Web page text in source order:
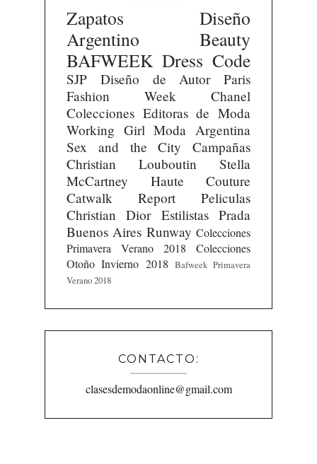
Zapatos
Diseño
Argentino
Beauty
BAFWEEK Dress Code
SJP Diseño de Autor
Paris
Fashion Week
Chanel
Colecciones Editoras de Moda
Working Girl Moda Argentina
Sex and the City
Campañas
Christian Louboutin
Stella
McCartney
Haute Couture
Catwalk Report
Peliculas
Christian Dior Estilistas Prada
Buenos Aires Runway Colecciones
Primavera Verano 2018
Colecciones
Otoño Invierno 2018 Bafweek Primavera
Verano 2018
CONTACTO:
clasesdemodaonline@gmail.com